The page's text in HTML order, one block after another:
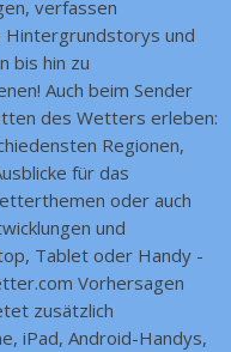
verfassen
und
bis hin zu
Auch beim Sender
des Wetters erleben:
Regionen,
für das
oder auch
und
Tablet oder Handy -
Vorhersagen
zusätzlich
iPad, Android-Handys,